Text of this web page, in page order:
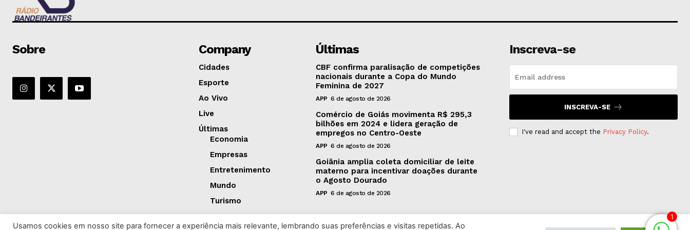
Sobre Company
Cidades
Esporte
Ao Vivo
Live
Últimas
Economia
Empresas
Entretenimento
Mundo
Turismo
Últimas
CBF confirma paralisação de competições
nacionais durante a Copa do Mundo
Feminina de 2027
APP 6 de agosto de 2026
Comércio de Goiás movimenta R$ 295,3
bilhões em 2024 e lidera geração de
empregos no Centro-Oeste
APP 6 de agosto de 2026
Goiânia amplia coleta domiciliar de leite
materno para incentivar doações durante
o Agosto Dourado
APP 6 de agosto de 2026
Inscreva-se
INSCREVA-SE
I've read and accept the Privacy Policy.
1
Usamos cookies em nosso site para fornecer a experiência mais relevante, lembrando suas preferências e visitas repetidas. Ao